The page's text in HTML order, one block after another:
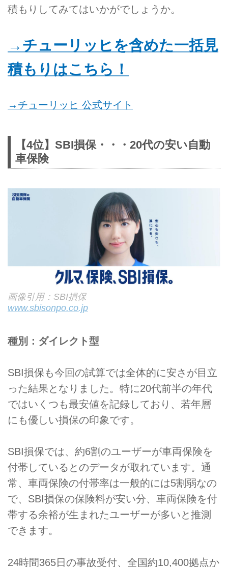
積もりしてみてはいかがでしょうか。
→チューリッヒを含めた一括見
積もりはこちら！
→チューリッヒ 公式サイト
【4位】SBI損保・・・20代の安い自動
車保険
画像引用：SBI損保
www.sbisonpo.co.jp
種別：ダイレクト型
SBI損保も今回の試算では全体的に安さが目立
った結果となりました。特に20代前半の年代
ではいくつも最安値を記録しており、若年層
にも優しい損保の印象です。
SBI損保では、約6割のユーザーが車両保険を
付帯しているとのデータが取れています。通
常、車両保険の付帯率は一般的には5割弱なの
で、SBI損保の保険料が安い分、車両保険を付
帯する余裕が生まれたユーザーが多いと推測
できます。
24時間365日の事故受付、全国約10,400拠点か